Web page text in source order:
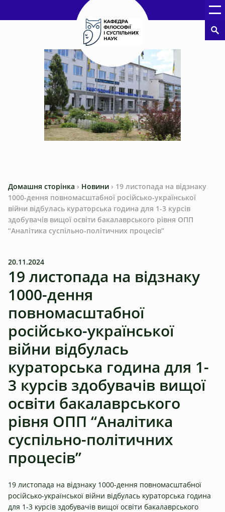
Домашня сторінка › Новини › 19 листопада на відзнаку
1000-дення повномасштабної російсько-української
війни відбулась кураторська година для 1-3 курсів
здобувачів вищої освіти бакалаврського рівня ОПП
“Аналітика суспільно-політичних процесів”
20.11.2024
19 листопада на відзнаку
1000-дення
повномасштабної
російсько-української
війни відбулась
кураторська година для 1-
3 курсів здобувачів вищої
освіти бакалаврського
рівня ОПП “Аналітика
суспільно-політичних
процесів”
19 листопада на відзнаку 1000-дення повномасштабної
російсько-української війни відбулась кураторська година
для 1-3 курсів здобувачів вищої освіти бакалаврського